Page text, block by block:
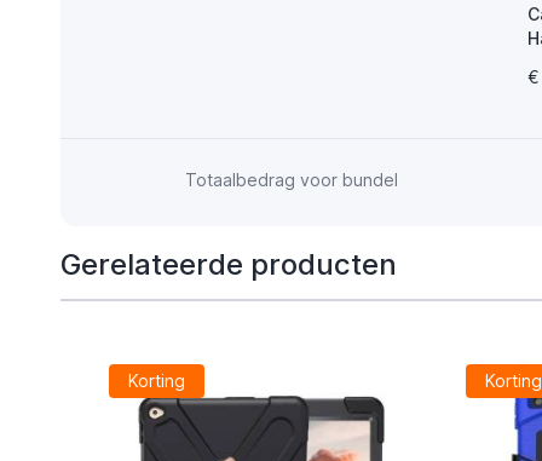
€
Totaalbedrag voor bundel
Gerelateerde producten
Korting Korting